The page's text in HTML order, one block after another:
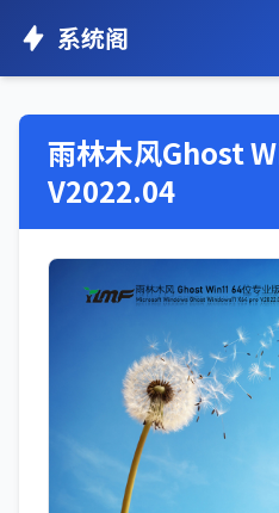
系统阁
雨林木风Ghost
V2022.04